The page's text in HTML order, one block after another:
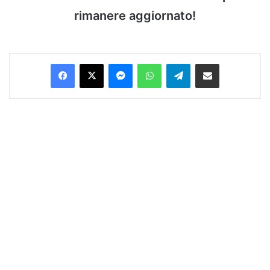
rimanere aggiornato!
Facebook
X MessengerWhatsAppTelegramCondividi via Email